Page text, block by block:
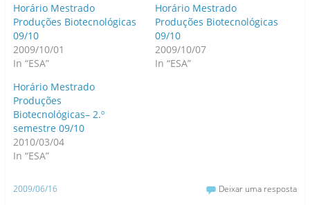
Horário Mestrado
Produções Biotecnológicas
09/10
2009/10/01
In “ESA”
Horário Mestrado
Produções Biotecnológicas
09/10
2009/10/07
In “ESA”
Horário Mestrado
Produções
Biotecnológicas– 2.º
semestre 09/10
2010/03/04
In “ESA”
2009/06/16 Deixar uma resposta